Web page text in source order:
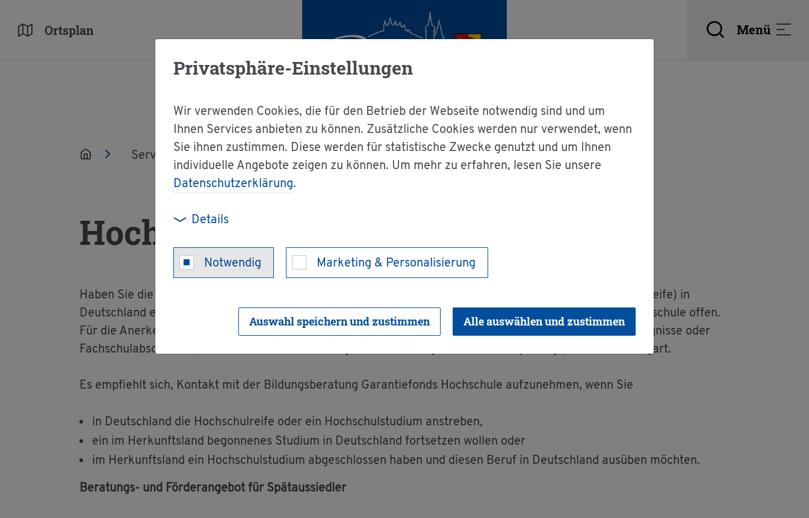
Privatsphäre-Einstellungen
Wir verwenden Cookies, die für den Betrieb der Webseite notwendig sind und um
Ihnen Services anbieten zu können. Zusätzliche Cookies werden nur verwendet, wenn
Sie ihnen zustimmen. Diese werden für statistische Zwecke genutzt und um Ihnen
individuelle Angebote zeigen zu können. Um mehr zu erfahren, lesen Sie unsere
Datenschutzerklärung.
Details
Notwendig Marketing & Personalisierung
Auswahl speichern und zustimmen Alle auswählen und zustimmen
Orts­plan Menü
Ser­vice
Hoch­schu­le
Haben Sie die Hoch­schul­zu­gangs­be­rech­ti­gung (z.B. Ab­itur, Fach­hoch­schul­rei­fe, fach­ge­bun­de­ne Hoch­schul­rei­fe) in
Deutsch­land er­wor­ben, ste­hen Ihnen in Baden-Würt­tem­berg die re­gu­lä­ren Be­wer­bungs­we­ge an einer Hoch­schu­le offen.
Für die An­er­ken­nung aus­län­di­scher Bil­dungs­ab­schlüs­se (Hoch­schul­zu­gangs­be­rech­ti­gung wie z.B. Rei­fe­zeug­nis­se oder
Fach­schul­ab­schlüs­se) wen­den Sie sich an die Zeug­nis­an­er­ken­nungs­stel­le beim Re­gie­rungs­prä­si­di­um Stutt­gart.
Es emp­fiehlt sich, Kon­takt mit der Bil­dungs­be­ra­tung Ga­ran­tie­fonds Hoch­schu­le auf­zu­neh­men, wenn Sie
in Deutsch­land die Hoch­schul­rei­fe oder ein Hoch­schul­stu­di­um an­stre­ben,
ein im Her­kunfts­land be­gon­ne­nes Stu­di­um in Deutsch­land fort­set­zen wol­len oder
im Her­kunfts­land ein Hoch­schul­stu­di­um ab­ge­schlos­sen haben und die­sen Beruf in Deutsch­land aus­üben möch­ten.
Be­ra­tungs- und För­der­an­ge­bot für Spät­aus­sied­ler